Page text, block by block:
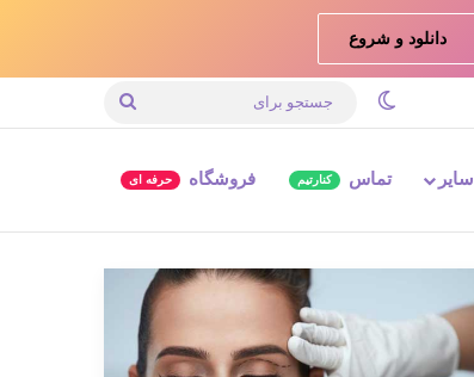
دانلود و شروع
تغییر پوسته جستجو
سایر تماس کنارتیم فروشگاه حرفه ای